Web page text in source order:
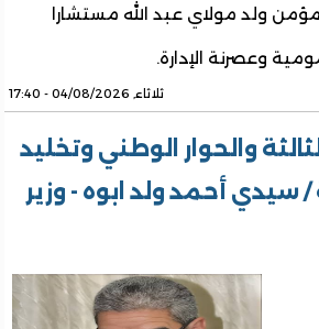
ولد مولاي عبد الله مستشارا
وعصرنة الإدارة.
ثلاثاء, 04/08/2026 - 17:40
والحوار الوطني وتخليد
/ سيدي أحمد ولد ابوه - وزير